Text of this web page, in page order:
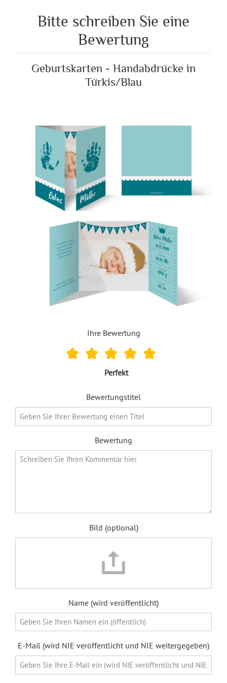
Bitte schreiben Sie eine
Bewertung
Geburtskarten - Handabdrücke in
Türkis/Blau
Ihre Bewertung
Perfekt
Bewertungstitel
Bewertung
Bild (optional)
Name (wird veröffentlicht)
E-Mail (wird NIE veröffentlicht und NIE weitergegeben)